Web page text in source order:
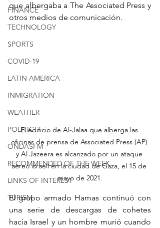
FINANCE
TECHNOLOGY
SPORTS
COVID-19
LATIN AMERICA
INMIGRATION
WEATHER
POLITIC
ONDASFM
RECOMMENDED OF THE WEEK
LINKS OF INTEREST
TURISM
que albergaba a The Associated Press y
otros medios de comunicación.
El edificio de Al-Jalaa que alberga las
oficinas de prensa de Associated Press (AP)
y Al Jazeera es alcanzado por un ataque
aéreo israelí en la ciudad de Gaza, el 15 de
mayo de 2021.
El grupo armado Hamas continuó con
una serie de descargas de cohetes
hacia Israel y un hombre murió cuando